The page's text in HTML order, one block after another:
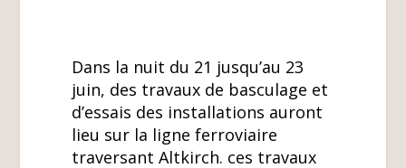
Dans la nuit du 21 jusqu’au 23
juin, des travaux de basculage et
d’essais des installations auront
lieu sur la ligne ferroviaire
traversant Altkirch. ces travaux